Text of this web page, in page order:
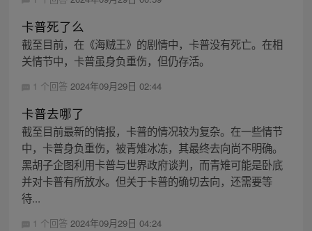
卡普死了么
截至目前，在《海贼王》的剧情中，卡普没有死亡。在相
关情节中，卡普虽身负重伤，但仍存活。
1 个回答 2024年09月29日 02:44
卡普去哪了
截至目前最新的情报，卡普的情况较为复杂。在一些情节
中，卡普身负重伤，被青雉冰冻，其最终去向尚不明确。
黑胡子企图利用卡普与世界政府谈判，而青雉可能是卧底
并对卡普有所放水。但关于卡普的确切去向，还需要等
待...
1 个回答 2024年09月29日 04:24